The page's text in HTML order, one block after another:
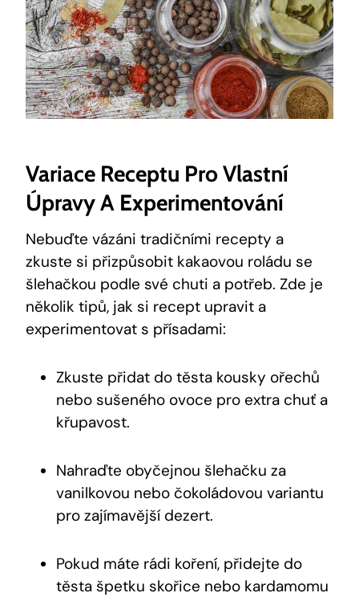
Variace Receptu Pro Vlastní
Úpravy A Experimentování
Nebuďte vázáni tradičními recepty a
zkuste si přizpůsobit kakaovou roládu se
šlehačkou podle své chuti a potřeb. Zde je
několik tipů, jak si recept upravit a
experimentovat s přísadami:
Zkuste přidat do těsta kousky ořechů
nebo sušeného ovoce pro extra chuť a
křupavost.
Nahraďte obyčejnou šlehačku za
vanilkovou nebo čokoládovou variantu
pro zajímavější dezert.
Pokud máte rádi koření, přidejte do
těsta špetku skořice nebo kardamomu